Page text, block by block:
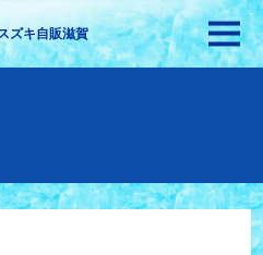
ズキ自販滋賀